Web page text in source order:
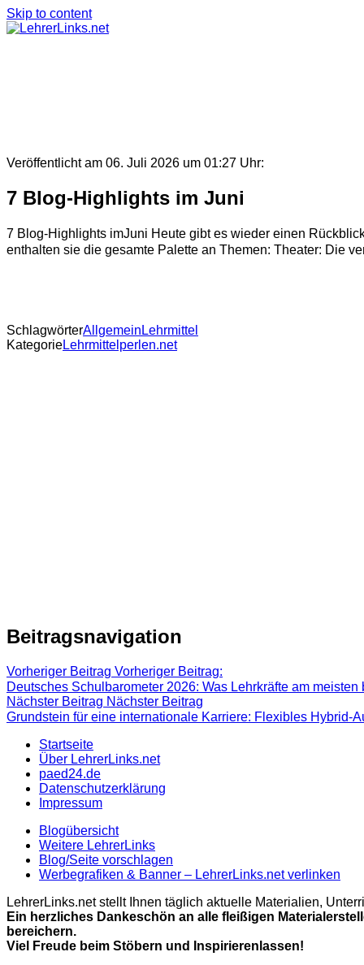
Skip to content
Veröffentlicht am 06. Juli 2026 um 01:27 Uhr:
7 Blog-Highlights im Juni
7 Blog-Highlights imJuni Heute gibt es wieder einen
enthalten sie die gesamte Palette an Themen: Theater: Die
SchlagwörterAllgemein Lehrmittel
KategorieLehrmittelperlen.net
Beitragsnavigation
Vorheriger Beitrag Vorheriger Beitrag:
Deutsches Schulbarometer 2026: Was Lehrkräfte am
Nächster Beitrag Nächster Beitrag
Grundstein für eine internationale Karriere: Flexibles Hybrid-
Startseite
Über LehrerLinks.net
paed24.de
Datenschutzerklärung
Impressum
Blogübersicht
Weitere LehrerLinks
Blog/Seite vorschlagen
Werbegrafiken & Banner – LehrerLinks.net verlinken
LehrerLinks.net stellt Ihnen täglich aktuelle Materialien,
Ein herzliches Dankeschön an alle fleißigen
bereichern.
Viel Freude beim Stöbern und Inspirierenlassen!